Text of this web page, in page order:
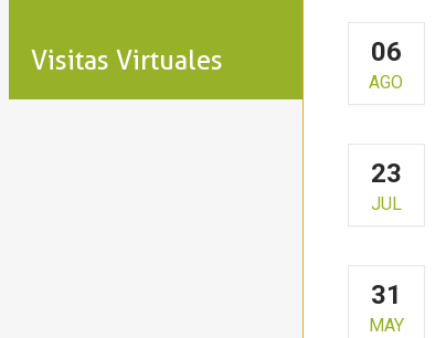
Visitas Virtuales 06
AGO
23
JUL
31
MAY